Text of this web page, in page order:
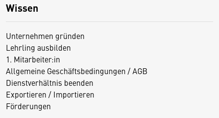
Wissen
Unternehmen gründen
Lehrling ausbilden
1. Mitarbeiter:in
Allgemeine Geschäftsbedingungen / AGB
Dienstverhältnis beenden
Exportieren / Importieren
Förderungen